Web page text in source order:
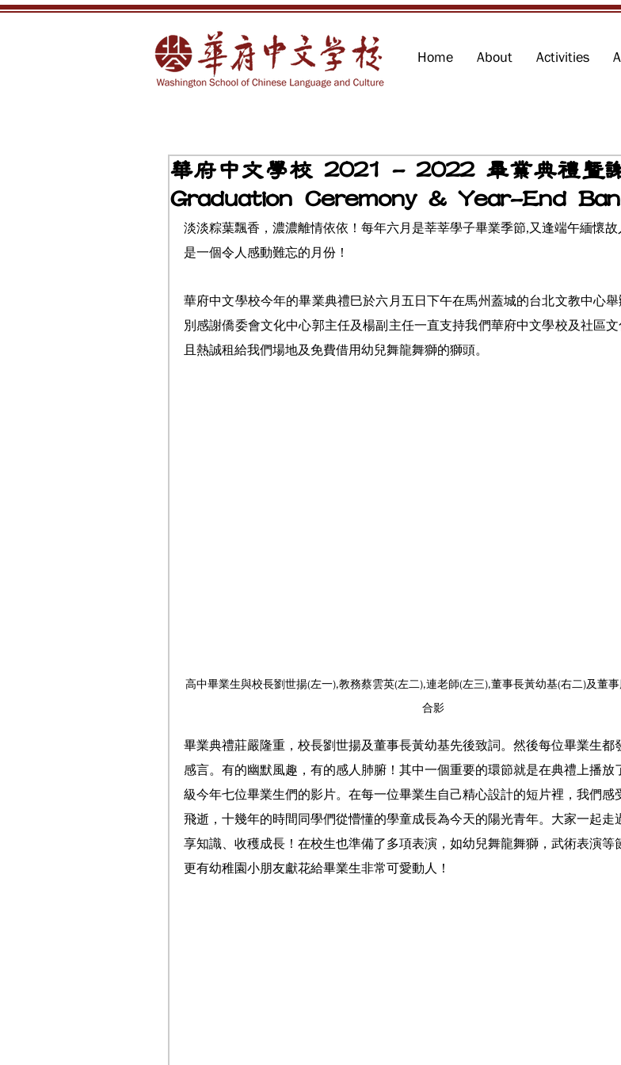
Home About Activities
華府中文學校 2021 - 2022 畢業典禮暨
Graduation Ceremony & Year-End
淡淡粽葉飄香，濃濃離情依依！每年六月是莘莘學子畢業季節,又逢端午緬懷故
是一個令人感動難忘的月份！
華府中文學校今年的畢業典禮巳於六月五日下午在馬州蓋城的台北文教中心
別感謝僑委會文化中心郭主任及楊副主任一直支持我們華府中文學校及社區
且熱誠租給我們場地及免費借用幼兒舞龍舞獅的獅頭。
高中畢業生與校長劉世揚(左一),教務蔡雲英(左二),連老師(左三),董事長黃幼基(右二)及董
合影
畢業典禮莊嚴隆重，校長劉世揚及董事長黃幼基先後致詞。然後每位畢業生都
感言。有的幽默風趣，有的感人肺腑！其中一個重要的環節就是在典禮上播放
級今年七位畢業生們的影片。在每一位畢業生自己精心設計的短片裡，我們感
飛逝，十幾年的時間同學們從懵懂的學童成長為今天的陽光青年。大家一起走
享知識、收穫成長！在校生也準備了多項表演，如幼兒舞龍舞獅，武術表演等
更有幼稚園小朋友獻花給畢業生非常可愛動人！